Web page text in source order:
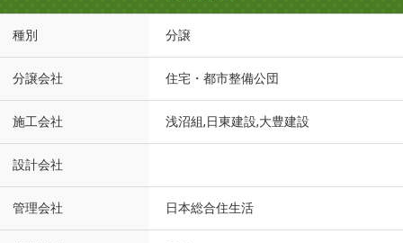
種別 分譲
分譲会社 住宅・都市整備公団
施工会社 浅沼組,日東建設,大豊建設
設計会社
管理会社 日本総合住生活